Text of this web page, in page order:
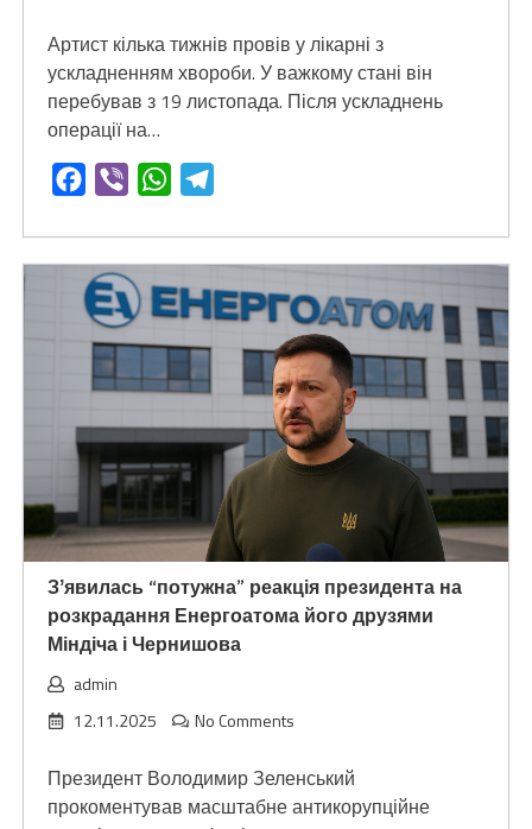
Артист кілька тижнів провів у лікарні з
ускладненням хвороби. У важкому стані він
перебував з 19 листопада. Після ускладнень
операції на…
Facebook
Viber WhatsApp
Зʼявилась “потужна” реакція президента на
розкрадання Енергоатома його друзями
Міндіча і Чернишова
admin
12.11.2025
No Comments
Президент Володимир Зеленський
прокоментував масштабне антикорупційне